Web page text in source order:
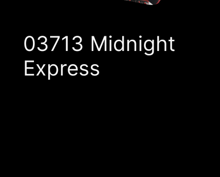
03713 Midnight
Express